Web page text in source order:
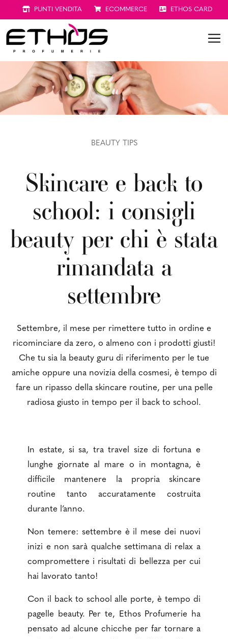
PUNTI VENDITA ECOMMERCE ETHOS CARD
BEAUTY TIPS
Skincare e back to
school: i consigli
beauty per chi è stata
rimandata a
settembre
Settembre, il mese per rimettere tutto in ordine e
ricominciare da zero, o almeno con i prodotti giusti!
Che tu sia la beauty guru di riferimento per le tue
amiche oppure una novizia della cosmesi, è tempo di
fare un ripasso della skincare routine, per una pelle
radiosa giusto in tempo per il back to school.
In estate, si sa, tra travel size di fortuna e
lunghe giornate al mare o in montagna, è
difficile mantenere la propria skincare
routine tanto accuratamente costruita
durante l’anno.
Non temere: settembre è il mese dei nuovi
inizi e non sarà qualche settimana di relax a
compromettere i risultati di bellezza per cui
hai lavorato tanto!
Con il back to school alle porte, è tempo di
pagelle beauty. Per te, Ethos Profumerie ha
pensato ad alcune chicche per far tornare a